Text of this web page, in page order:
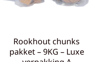
Rookhout chunks
pakket – 9KG – Luxe